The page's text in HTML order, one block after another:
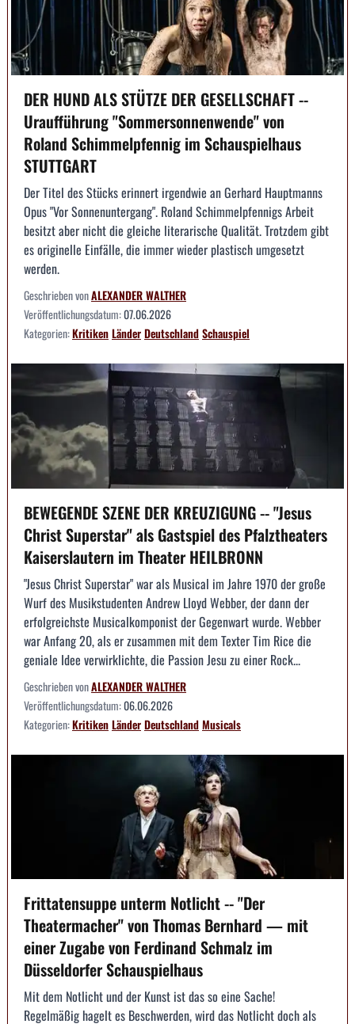
DER HUND ALS STÜTZE DER GESELLSCHAFT --
Uraufführung "Sommersonnenwende" von
Roland Schimmelpfennig im Schauspielhaus
STUTTGART
Der Titel des Stücks erinnert irgendwie an Gerhard Hauptmanns
Opus "Vor Sonnenuntergang". Roland Schimmelpfennigs Arbeit
besitzt aber nicht die gleiche literarische Qualität. Trotzdem gibt
es originelle Einfälle, die immer wieder plastisch umgesetzt
werden.
Geschrieben vonALEXANDER WALTHER
Veröffentlichungsdatum:07.06.2026
Kategorien:KritikenLänderDeutschlandSchauspiel
BEWEGENDE SZENE DER KREUZIGUNG -- "Jesus
Christ Superstar" als Gastspiel des Pfalztheaters
Kaiserslautern im Theater HEILBRONN
"Jesus Christ Superstar" war als Musical im Jahre 1970 der große
Wurf des Musikstudenten Andrew Lloyd Webber, der dann der
erfolgreichste Musicalkomponist der Gegenwart wurde. Webber
war Anfang 20, als er zusammen mit dem Texter Tim Rice die
geniale Idee verwirklichte, die Passion Jesu zu einer Rock...
Geschrieben vonALEXANDER WALTHER
Veröffentlichungsdatum:06.06.2026
Kategorien:KritikenLänderDeutschlandMusicals
Frittatensuppe unterm Notlicht -- "Der
Theatermacher" von Thomas Bernhard — mit
einer Zugabe von Ferdinand Schmalz im
Düsseldorfer Schauspielhaus
Mit dem Notlicht und der Kunst ist das so eine Sache!
Regelmäßig hagelt es Beschwerden, wird das Notlicht doch als